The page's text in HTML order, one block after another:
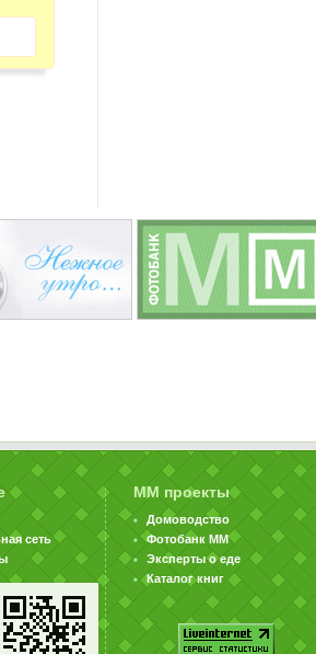
сеть
ММ проекты
Домоводство
Фотобанк ММ
Эксперты о еде
Каталог книг